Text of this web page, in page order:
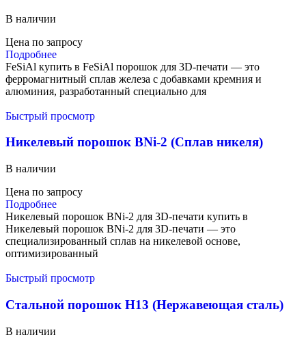
В наличии
Цена по запросу
Подробнее
FeSiAl купить в FeSiAl порошок для 3D-печати — это
ферромагнитный сплав железа с добавками кремния и
алюминия, разработанный специально для
Быстрый просмотр
Никелевый порошок BNi-2 (Сплав никеля)
В наличии
Цена по запросу
Подробнее
Никелевый порошок BNi-2 для 3D-печати купить в
Никелевый порошок BNi-2 для 3D-печати — это
специализированный сплав на никелевой основе,
оптимизированный
Быстрый просмотр
Стальной порошок H13 (Нержавеющая сталь)
В наличии